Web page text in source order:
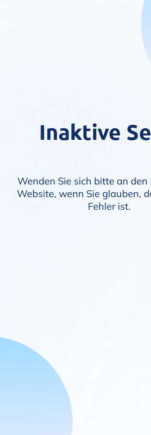
Inaktive
Wenden Sie sich bitte an den
Website, wenn Sie glauben,
Fehler ist.